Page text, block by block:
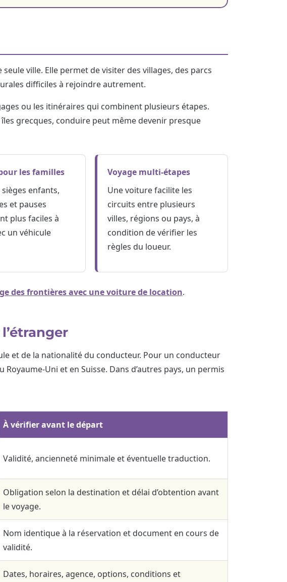
ville. Elle permet de visiter des villages, des parcs
difficiles à rejoindre autrement.
ou les itinéraires qui combinent plusieurs étapes.
grecques, conduire peut même devenir presque
les familles
sièges enfants,
et pauses
plus faciles à
un véhicule
Voyage multi-étapes
Une voiture facilite les
circuits entre plusieurs
villes, régions ou pays, à
condition de vérifier les
règles du loueur.
des frontières avec une voiture de location.
et de la nationalité du conducteur. Pour un conducteur
Uni et en Suisse. Dans d’autres pays, un permis
À vérifier avant le départ
Validité, ancienneté minimale et éventuelle traduction.
Obligation selon la destination et délai d’obtention avant
le voyage.
Nom identique à la réservation et document en cours de
validité.
Dates, horaires, agence, options, conditions et